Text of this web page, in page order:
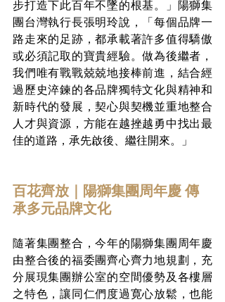
步打造下此百年不墜的根基。」陽獅集
團台灣執行長張明玲說，「每個品牌一
路走來的足跡，都承載著許多值得驕傲
或必須記取的寶貴經驗。做為後繼者，
我們唯有戰戰兢兢地接棒前進，結合經
過歷史淬鍊的各品牌獨特文化與精神和
新時代的發展，契心與契機並重地整合
人才與資源，方能在越挫越勇中找出最
佳的道路，承先啟後、繼往開來。」
百花齊放｜陽獅集團周年慶 傳
承多元品牌文化
隨著集團整合，今年的陽獅集團周年慶
由整合後的福委團齊心齊力地規劃，充
分展現集團辦公室的空間優勢及各樓層
之特色，讓同仁們度過寛心放鬆，也能